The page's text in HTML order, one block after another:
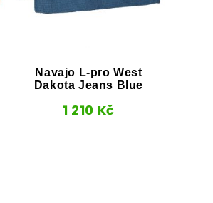
Navajo L-pro West
Dakota Jeans Blue
1 210 Kč